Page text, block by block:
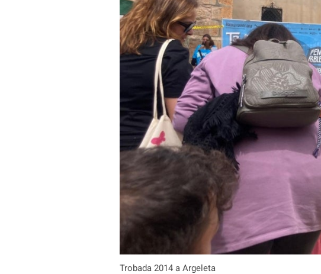
Trobada 2014 a Argeleta